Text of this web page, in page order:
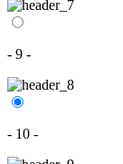
- 9 -
- 10 -